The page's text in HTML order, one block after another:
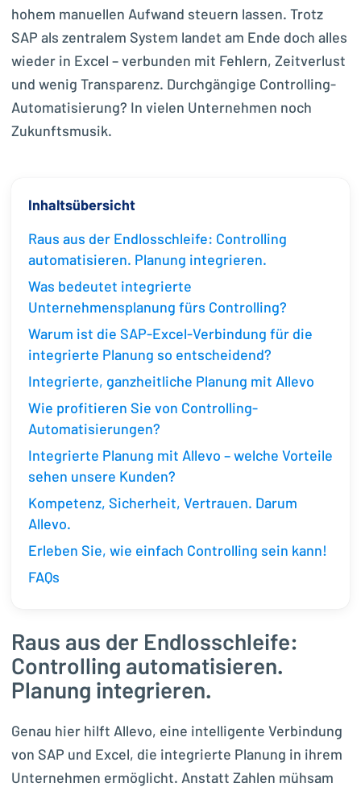
hohem manuellen Aufwand steuern lassen. Trotz
SAP als zentralem System landet am Ende doch alles
wieder in Excel – verbunden mit Fehlern, Zeitverlust
und wenig Transparenz. Durchgängige Controlling-
Automatisierung? In vielen Unternehmen noch
Zukunftsmusik.
Inhaltsübersicht
Raus aus der Endlosschleife: Controlling
automatisieren. Planung integrieren.
Was bedeutet integrierte
Unternehmensplanung fürs Controlling?
Warum ist die SAP-Excel-Verbindung für die
integrierte Planung so entscheidend?
Integrierte, ganzheitliche Planung mit Allevo
Wie profitieren Sie von Controlling-
Automatisierungen?
Integrierte Planung mit Allevo – welche Vorteile
sehen unsere Kunden?
Kompetenz, Sicherheit, Vertrauen. Darum
Allevo.
Erleben Sie, wie einfach Controlling sein kann!
FAQs
Raus aus der Endlosschleife:
Controlling automatisieren.
Planung integrieren.
Genau hier hilft Allevo, eine intelligente Verbindung
von SAP und Excel, die integrierte Planung in ihrem
Unternehmen ermöglicht. Anstatt Zahlen mühsam